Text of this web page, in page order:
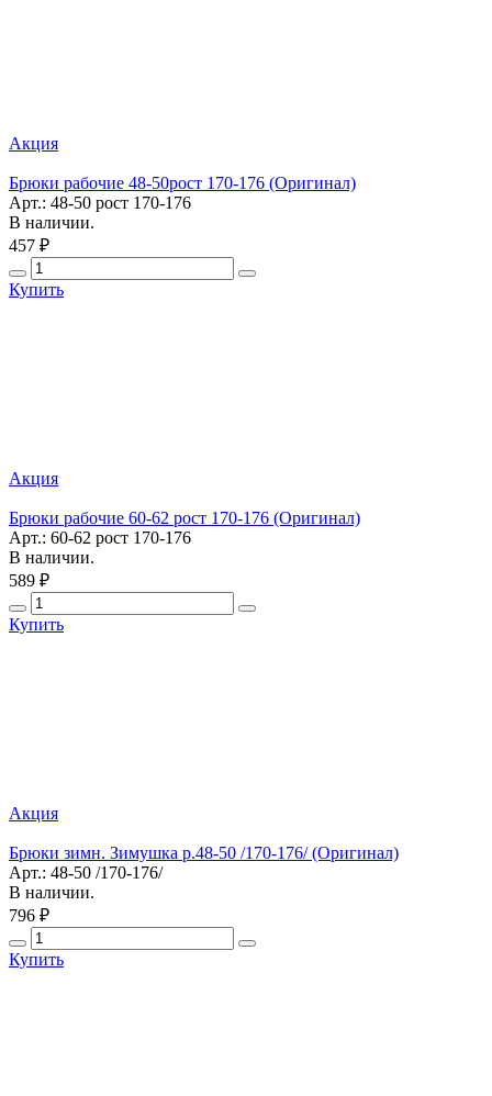
Акция
Брюки рабочие 48-50рост 170-176 (Оригинал)
Арт.: 48-50 рост 170-176
В наличии.
457 ₽
Купить
Акция
Брюки рабочие 60-62 рост 170-176 (Оригинал)
Арт.: 60-62 рост 170-176
В наличии.
589 ₽
Купить
Акция
Брюки зимн. Зимушка р.48-50 /170-176/ (Оригинал)
Арт.: 48-50 /170-176/
В наличии.
796 ₽
Купить